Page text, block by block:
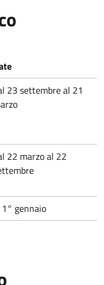
23 settembre al 21
22 marzo al 22
gennaio